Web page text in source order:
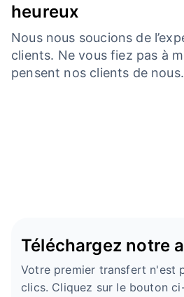
heureux
Nous nous soucions de
clients. Ne vous fiez pas à
pensent nos clients de nous.
Téléchargez notre
Votre premier transfert n'est
clics. Cliquez sur le bouton